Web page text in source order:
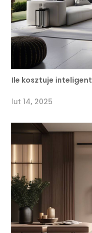
Ile kosztuje
lut 14, 2025